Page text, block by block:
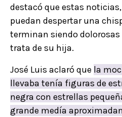
destacó que estas
puedan despertar una
terminan siendo
trata de su hija.
José Luis aclaró que la
llevaba tenía figuras de
negra con estrellas
grande medía